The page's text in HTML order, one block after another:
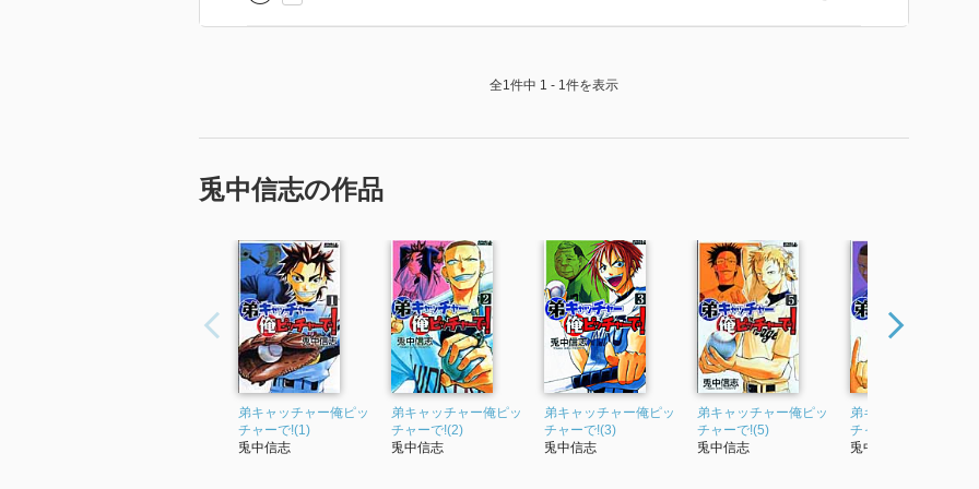
全1件中 1 - 1件を表示
兎中信志の作品
弟キャッチャー俺ピッ
チャーで!(1)
兎中信志
弟キャッチャー俺ピッ
チャーで!(2)
兎中信志
弟キャッチャー俺ピッ
チャーで!(3)
兎中信志
弟キャッチャー俺ピッ
チャーで!(5)
兎中信志
弟キャッチャー俺ピ
チャーで!(6)
兎中信志